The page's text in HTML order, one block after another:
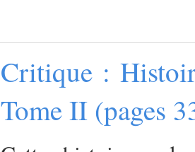
Critique :
Tome II (pages